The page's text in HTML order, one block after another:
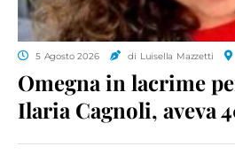
5 Agosto 2026 di Luisella Mazzetti
Omegna in lacrime
Ilaria Cagnoli, aveva